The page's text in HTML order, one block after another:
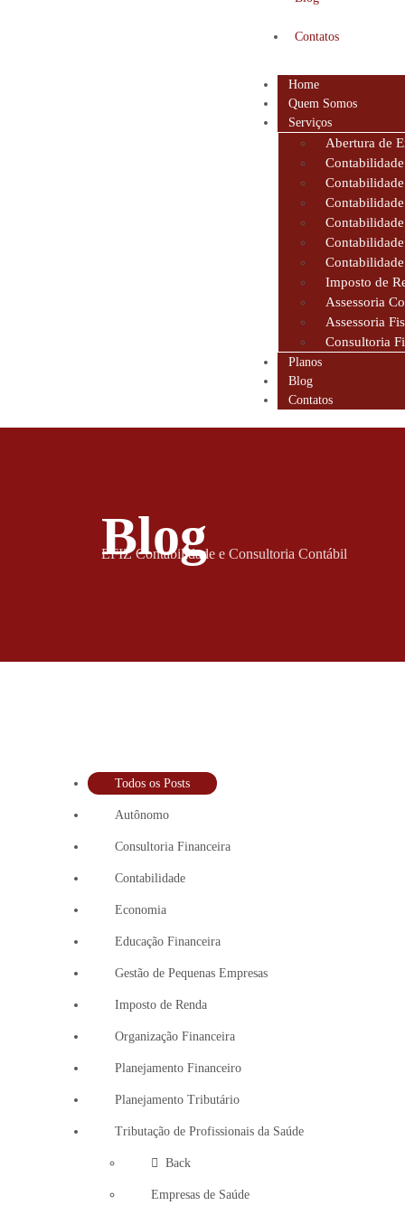
Contatos
Home
Quem Somos
Serviços
Abertura de
Imposto de
Assessoria
Assessoria
Consultoria
Planos
Blog
Contatos
Blog
EFIZ Contabilidade e Consultoria Contábil
Todos os Posts
Autônomo
Consultoria Financeira
Contabilidade
Economia
Educação Financeira
Gestão de Pequenas Empresas
Imposto de Renda
Organização Financeira
Planejamento Financeiro
Planejamento Tributário
Tributação de Profissionais da Saúde
Back
Empresas de Saúde